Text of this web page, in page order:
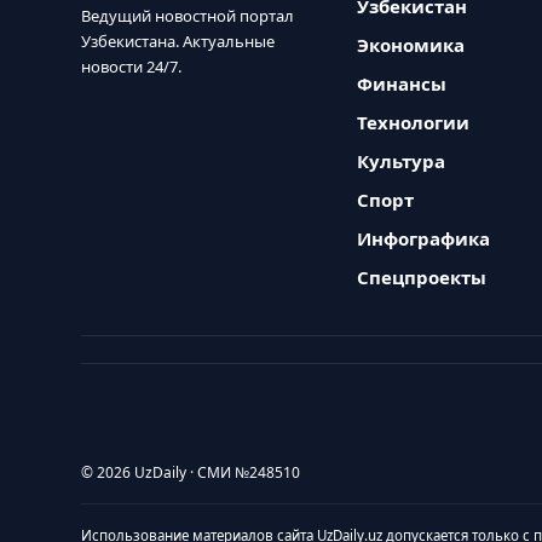
Ведущий новостной портал
Узбекистана. Актуальные
новости 24/7.
Узбекистан
Экономика
Финансы
Технологии
Культура
Спорт
Инфографика
Спецпроекты
© 2026 UzDaily · СМИ №248510
Использование материалов сайта UzDaily.uz допускается только